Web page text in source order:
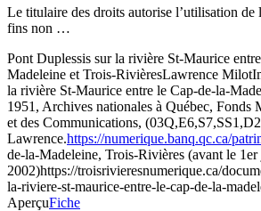
Le titulaire des droits autorise l’utilisation
fins non …
Pont Duplessis sur la rivière St-Maurice
Madeleine et Trois-RivièresLawrence Milot
la rivière St-Maurice entre le Cap-de-la-
1951, Archives nationales à Québec, Fonds
et des Communications,
Lawrence.https://numerique.banq.qc.ca/
de-la-Madeleine, Trois-Rivières (avant le
2002)https://troisrivieresnumerique.ca/
la-riviere-st-maurice-entre-le-cap-de-la-
AperçuFiche